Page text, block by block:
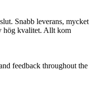
Snabb leverans, mycket
hög kvalitet. Allt kom
feedback throughout the